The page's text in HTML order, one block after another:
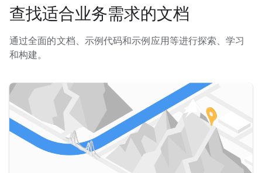
查找适合业务需求的文档
通过全面的文档、示例代码和示例应用等进行探索、学习
和构建。